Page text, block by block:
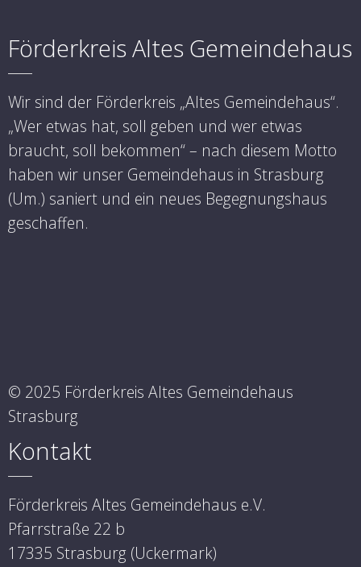
Förderkreis Altes Gemeindehaus
Wir sind der Förderkreis „Altes Gemeindehaus“.
„Wer etwas hat, soll geben und wer etwas
braucht, soll bekommen“ – nach diesem Motto
haben wir unser Gemeindehaus in Strasburg
(Um.) saniert und ein neues Begegnungshaus
geschaffen.
© 2025 Förderkreis Altes Gemeindehaus
Strasburg
Kontakt
Förderkreis Altes Gemeindehaus e.V.
Pfarrstraße 22 b
17335 Strasburg (Uckermark)